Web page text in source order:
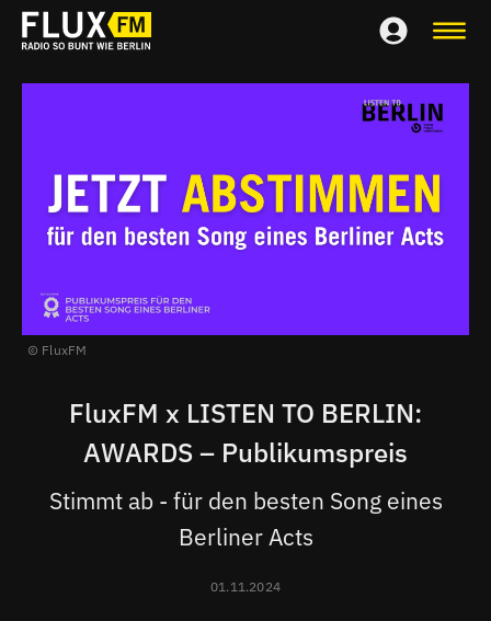
FluxFM
FluxFM x LISTEN TO BERLIN:
AWARDS – Publikumspreis
Stimmt ab - für den besten Song eines
Berliner Acts
01.11.2024